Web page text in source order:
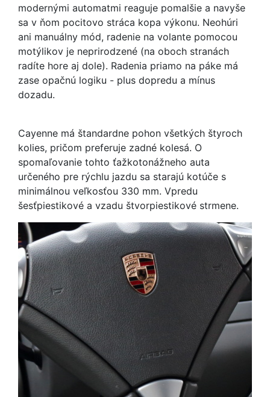
modernými automatmi reaguje pomalšie a navyše
sa v ňom pocitovo stráca kopa výkonu. Neohúri
ani manuálny mód, radenie na volante pomocou
motýlikov je neprirodzené (na oboch stranách
radíte hore aj dole). Radenia priamo na páke má
zase opačnú logiku - plus dopredu a mínus
dozadu.
Cayenne má štandardne pohon všetkých štyroch
kolies, pričom preferuje zadné kolesá. O
spomaľovanie tohto ťažkotonážneho auta
určeného pre rýchlu jazdu sa starajú kotúče s
minimálnou veľkosťou 330 mm. Vpredu
šesťpiestikové a vzadu štvorpiestikové strmene.